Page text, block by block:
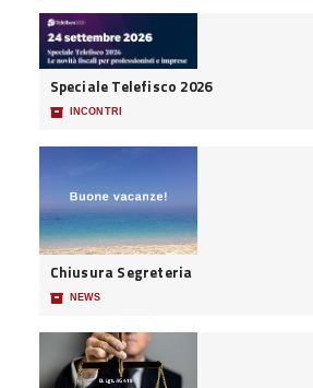
Speciale Telefisco 2026
📦 INCONTRI
Chiusura Segreteria
📦 NEWS